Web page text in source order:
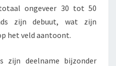
ongeveer 30 tot 50
zijn debuut, wat zijn
het veld aantoont.
zijn deelname bijzonder